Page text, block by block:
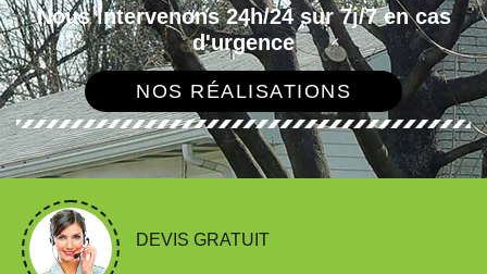
Nous intervenons 24h/24 sur 7j/7 en cas
d'urgence
NOS RÉALISATIONS
DEVIS GRATUIT